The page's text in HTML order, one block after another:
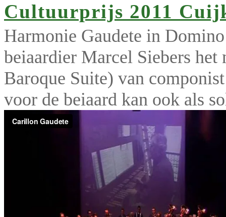
Cultuurprijs 2011
Harmonie Gaudete in
beiaardier Marcel Siebers
Baroque Suite) van
voor de beiaard kan ook als